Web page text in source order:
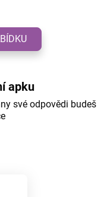
apku
své odpovědi budeš